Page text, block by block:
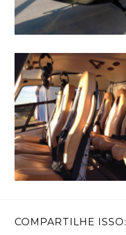
COMPARTILHE ISSO: